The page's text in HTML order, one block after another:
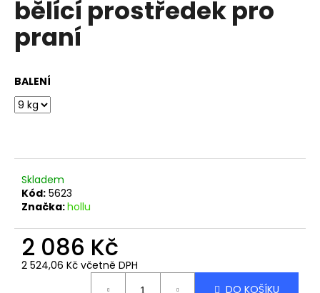
bělící prostředek pro
praní
BALENÍ
Skladem
Kód: 5623
Značka:hollu
2 086 Kč
2 524,06 Kč včetně DPH
DO KOŠÍKU
a
j
í
t
?
D
o
p
o